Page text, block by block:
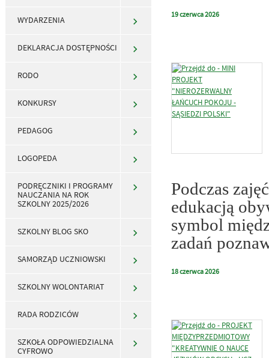
WYDARZENIA
DEKLARACJA DOSTĘPNOŚCI
RODO
KONKURSY
PEDAGOG
LOGOPEDA
PODRĘCZNIKI I PROGRAMY
NAUCZANIA NA ROK
SZKOLNY 2025/2026
SZKOLNY BLOG SKO
SAMORZĄD UCZNIOWSKI
SZKOLNY WOLONTARIAT
RADA RODZICÓW
SZKOŁA ODPOWIEDZIALNA
CYFROWO
19czerwca2026
Podczas
edukacją
symbol
zadań
18czerwca2026